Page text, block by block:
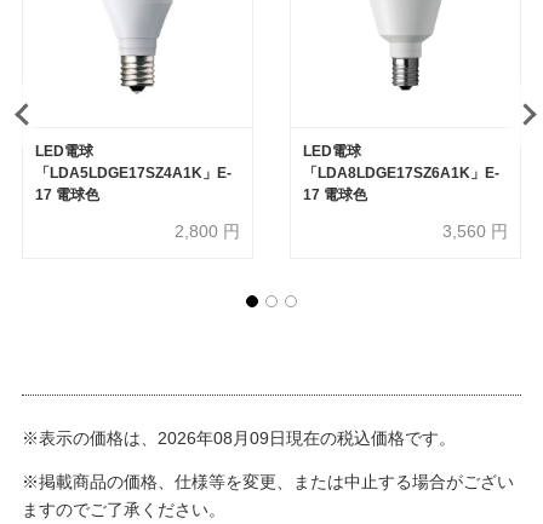
LED電球
「LDA5LDGE17SZ4A1K」E-
17 電球色
2,800 円
LED電球
「LDA8LDGE17SZ6A1K」E-
17 電球色
3,560 円
※表示の価格は、2026年08月09日現在の税込価格です。
※掲載商品の価格、仕様等を変更、または中止する場合がござい
ますのでご了承ください。